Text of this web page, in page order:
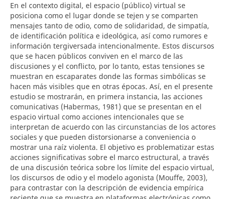
En el contexto digital, el espacio (público) virtual se
posiciona como el lugar donde se tejen y se comparten
mensajes tanto de odio, como de solidaridad, de simpatía,
de identificación política e ideológica, así como rumores e
información tergiversada intencionalmente. Estos discursos
que se hacen públicos conviven en el marco de las
discusiones y el conflicto, por lo tanto, estas tensiones se
muestran en escaparates donde las formas simbólicas se
hacen más visibles que en otras épocas. Así, en el presente
estudio se mostrarán, en primera instancia, las acciones
comunicativas (Habermas, 1981) que se presentan en el
espacio virtual como acciones intencionales que se
interpretan de acuerdo con las circunstancias de los actores
sociales y que pueden distorsionarse a conveniencia o
mostrar una raíz violenta. El objetivo es problematizar estas
acciones significativas sobre el marco estructural, a través
de una discusión teórica sobre los límite del espacio virtual,
los discursos de odio y el modelo agonista (Mouffe, 2003),
para contrastar con la descripción de evidencia empírica